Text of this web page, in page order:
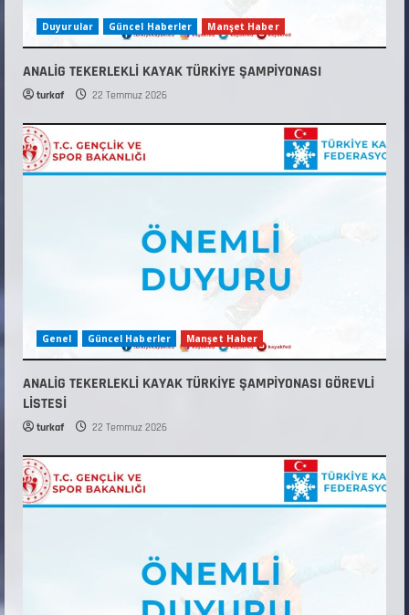
Duyurular Güncel Haberler Manşet Haber
ANALİG TEKERLEKLİ KAYAK TÜRKİYE ŞAMPİYONASI
turkaf 22 Temmuz 2026
Genel Güncel Haberler Manşet Haber
ANALİG TEKERLEKLİ KAYAK TÜRKİYE ŞAMPİYONASI GÖREVLİ
LİSTESİ
turkaf 22 Temmuz 2026